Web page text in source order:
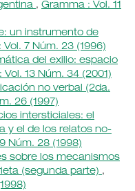
, Gramma : Vol. 11
un instrumento de
7 Núm. 23 (1996)
del exilio: espacio
Vol. 13 Núm. 34 (2001)
no verbal (2da.
26 (1997)
intersticiales: el
y el de los relatos no-
Núm. 28 (1998)
sobre los mecanismos
(segunda parte) ,